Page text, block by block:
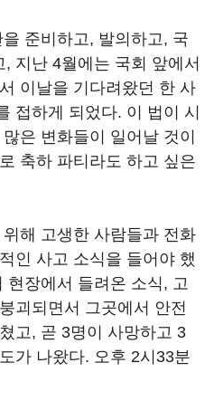
준비하고, 발의하고, 국
지난 4월에는 국회 앞에서
이날을 기다려왔던 한 사
접하게 되었다. 이 법이 시
은 변화들이 일어날 것이
축하 파티라도 하고 싶은
해 고생한 사람들과 전화
인 사고 소식을 들어야 했
현장에서 들려온 소식, 고
괴되면서 그곳에서 안전
고, 곧 3명이 사망하고 3
가 나왔다. 오후 2시33분